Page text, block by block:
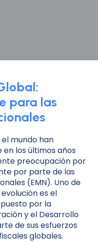
para las
mundo han
los últimos años
preocupación por
por parte de las
(EMN). Uno de
es el
por la
y el Desarrollo
de sus esfuerzos
globales.